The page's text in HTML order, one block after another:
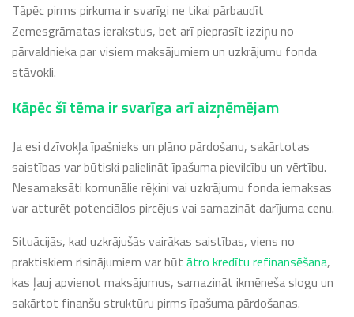
Tāpēc pirms pirkuma ir svarīgi ne tikai pārbaudīt
Zemesgrāmatas ierakstus, bet arī pieprasīt izziņu no
pārvaldnieka par visiem maksājumiem un uzkrājumu fonda
stāvokli.
Kāpēc šī tēma ir svarīga arī aizņēmējam
Ja esi dzīvokļa īpašnieks un plāno pārdošanu, sakārtotas
saistības var būtiski palielināt īpašuma pievilcību un vērtību.
Nesamaksāti komunālie rēķini vai uzkrājumu fonda iemaksas
var atturēt potenciālos pircējus vai samazināt darījuma cenu.
Situācijās, kad uzkrājušās vairākas saistības, viens no
praktiskiem risinājumiem var būt ātro kredītu refinansēšana,
kas ļauj apvienot maksājumus, samazināt ikmēneša slogu un
sakārtot finanšu struktūru pirms īpašuma pārdošanas.